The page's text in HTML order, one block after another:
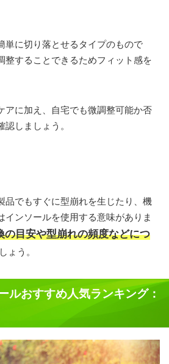
単に切り落とせるタイプのもので
整することできるためフィット感を
アに加え、自宅でも微調整可能か否
しましょう。
品でもすぐに型崩れを生じたり、機
インソールを使用する意味がありま
の目安や型崩れの頻度などにつ
ょう。